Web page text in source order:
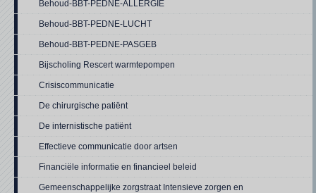
Behoud-BBT-PEDNE-ALLERGIE
Behoud-BBT-PEDNE-LUCHT
Behoud-BBT-PEDNE-PASGEB
Bijscholing Rescert warmtepompen
Crisiscommunicatie
De chirurgische patiënt
De internistische patiënt
Effectieve communicatie door artsen
Financiële informatie en financieel beleid
Gemeenschappelijke zorgstraat Intensieve zorgen en